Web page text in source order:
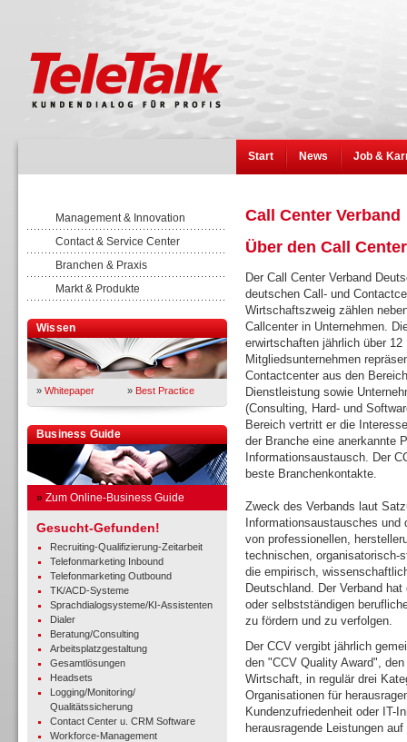
Start News Job &
Management & Innovation
Contact & Service Center
Branchen & Praxis
Markt & Produkte
Wissen
» Whitepaper » Best Practice
Business Guide
» Zum Online-Business Guide
Gesucht-Gefunden!
Recruiting-Qualifizierung-Zeitarbeit
Telefonmarketing Inbound
Telefonmarketing Outbound
TK/ACD-Systeme
Sprachdialogsysteme/KI-Assistenten
Dialer
Beratung/Consulting
Arbeitsplatzgestaltung
Gesamtlösungen
Headsets
Logging/Monitoring/
Qualitätssicherung
Contact Center u. CRM Software
Workforce-Management
Call Center Verband
Über den Call
Der Call Center Verband
deutschen Call- und
Wirtschaftszweig zählen
Callcenter in Unternehmen.
erwirtschaften jährlich über
Mitgliedsunternehmen
Contactcenter aus den
Dienstleistung sowie
(Consulting, Hard- und
Bereich vertritt er die
der Branche eine anerkannte
Informationsaustausch. Der
beste Branchenkontakte.
Zweck des Verbands laut
Informationsaustausches
von professionellen,
technischen, organisatorisch-
die empirisch,
Deutschland. Der Verband
oder selbstständigen
zu fördern und zu verfolgen.
Der CCV vergibt jährlich
den "CCV Quality Award",
Wirtschaft, in regulär drei
Organisationen für
Kundenzufriedenheit oder IT-
herausragende Leistungen